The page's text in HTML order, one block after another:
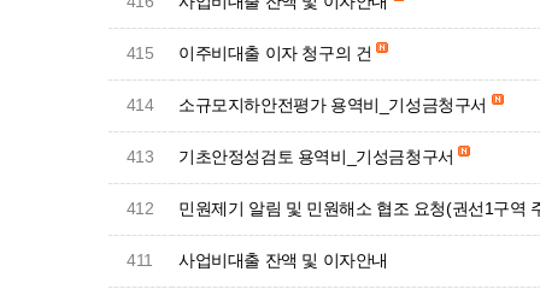
415 이주비대출 이자 청구의 건
414 소규모지하안전평가 용역비_기성금청구서
413 기초안정성검토 용역비_기성금청구서
412 민원제기 알림 및 민원해소 협조 요청(권선1구역
411 사업비대출 잔액 및 이자안내